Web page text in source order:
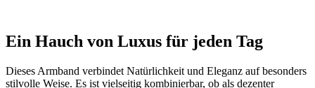
Ein Hauch von Luxus für jeden Tag
Dieses Armband verbindet Natürlichkeit und Eleganz auf besonders
stilvolle Weise. Es ist vielseitig kombinierbar, ob als dezenter